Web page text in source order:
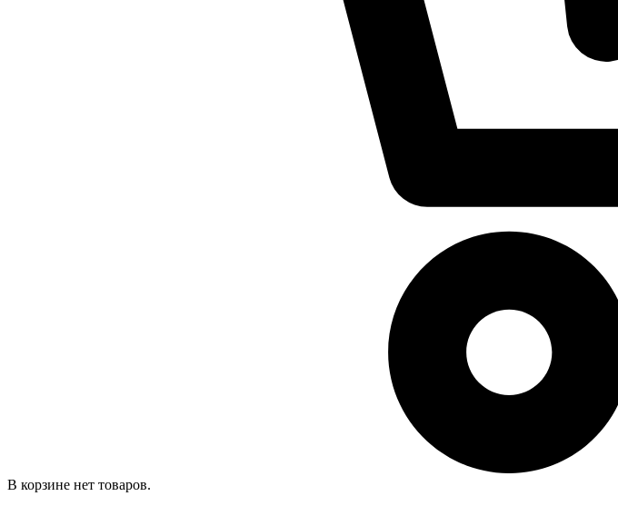
В корзине нет товаров.